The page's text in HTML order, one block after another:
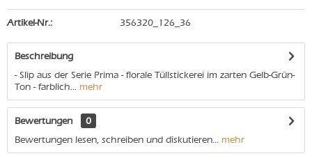
Artikel-Nr.: 356320_126_36
Beschreibung
- Slip aus der Serie Prima - florale Tüllstickerei im zarten Gelb-Grün-
Ton - farblich... mehr
Bewertungen
0
Bewertungen lesen, schreiben und diskutieren... mehr